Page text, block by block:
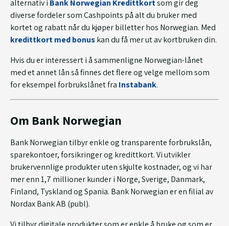
alternativ i Bank Norwegian Kredittkortsom gir deg
diverse fordeler som Cashpoints på alt du bruker med
kortet og rabatt når du kjøper billetter hos Norwegian. Med
kredittkort med bonuskan du få mer ut av kortbruken din.
Hvis du er interessert i å sammenligne Norwegian-lånet
med et annet lån så finnes det flere og velge mellom som
for eksempel forbrukslånet fra Instabank.
Om Bank Norwegian
Bank Norwegian tilbyr enkle og transparente forbrukslån,
sparekontoer, forsikringer og kredittkort. Vi utvikler
brukervennlige produkter uten skjulte kostnader, og vi har
mer enn 1,7 millioner kunder i Norge, Sverige, Danmark,
Finland, Tyskland og Spania. Bank Norwegian er en filial av
Nordax Bank AB (publ).